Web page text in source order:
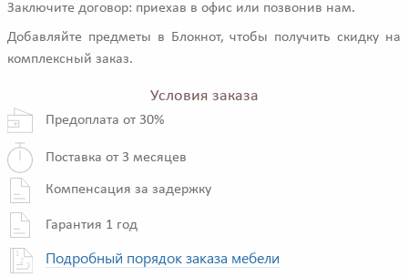
Заключите договор: приехав в офис или позвонив нам.
Добавляйте предметы в Блокнот, чтобы получить скидку на
комплексный заказ.
Условия заказа
Предоплата от 30%
Поставка от 3 месяцев
Компенсация за задержку
Гарантия 1 год
Подробный порядок заказа мебели